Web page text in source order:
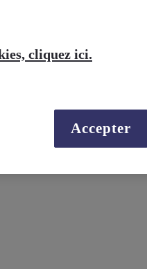
cliquez ici.
Accepter